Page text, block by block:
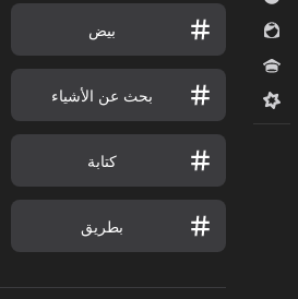
مسابقات
ميدكور
بيض
بحث عن الأشياء
كتابة
بطريق